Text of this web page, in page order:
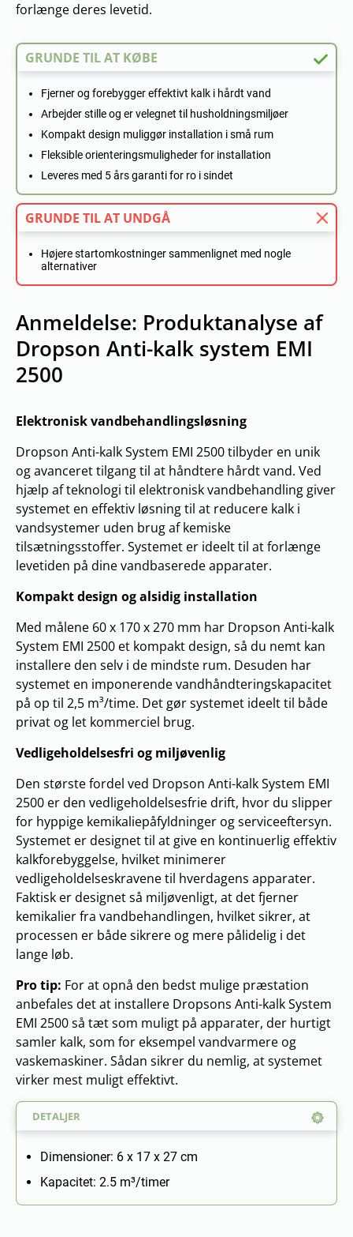
forlænge deres levetid.
GRUNDE TIL AT KØBE
Fjerner og forebygger effektivt kalk i hårdt vand
Arbejder stille og er velegnet til husholdningsmiljøer
Kompakt design muliggør installation i små rum
Fleksible orienteringsmuligheder for installation
Leveres med 5 års garanti for ro i sindet
GRUNDE TIL AT UNDGÅ
Højere startomkostninger sammenlignet med nogle
alternativer
Anmeldelse: Produktanalyse af
Dropson Anti-kalk system EMI
2500
DETALJER
Dimensioner: 6 x 17 x 27 cm
Kapacitet: 2.5 m³/timer
Elektronisk vandbehandlingsløsning
Dropson Anti-kalk System EMI 2500 tilbyder en unik
og avanceret tilgang til at håndtere hårdt vand. Ved
hjælp af teknologi til elektronisk vandbehandling giver
systemet en effektiv løsning til at reducere kalk i
vandsystemer uden brug af kemiske
tilsætningsstoffer. Systemet er ideelt til at forlænge
levetiden på dine vandbaserede apparater.
Kompakt design og alsidig installation
Med målene 60 x 170 x 270 mm har Dropson Anti-kalk
System EMI 2500 et kompakt design, så du nemt kan
installere den selv i de mindste rum. Desuden har
systemet en imponerende vandhåndteringskapacitet
på op til 2,5 m³/time. Det gør systemet ideelt til både
privat og let kommerciel brug.
Vedligeholdelsesfri og miljøvenlig
Den største fordel ved Dropson Anti-kalk System EMI
2500 er den vedligeholdelsesfrie drift, hvor du slipper
for hyppige kemikaliepåfyldninger og serviceeftersyn.
Systemet er designet til at give en kontinuerlig effektiv
kalkforebyggelse, hvilket minimerer
vedligeholdelseskravene til hverdagens apparater.
Faktisk er designet så miljøvenligt, at det fjerner
kemikalier fra vandbehandlingen, hvilket sikrer, at
processen er både sikrere og mere pålidelig i det
lange løb.
Pro tip: For at opnå den bedst mulige præstation
anbefales det at installere Dropsons Anti-kalk System
EMI 2500 så tæt som muligt på apparater, der hurtigt
samler kalk, som for eksempel vandvarmere og
vaskemaskiner. Sådan sikrer du nemlig, at systemet
virker mest muligt effektivt.